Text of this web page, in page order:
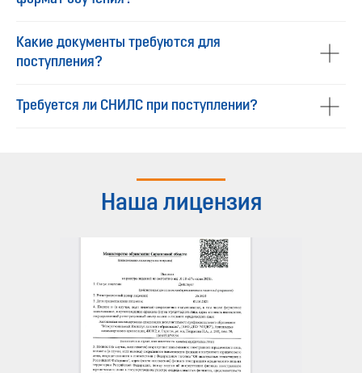
Какие документы требуются для
поступления?
Требуется ли СНИЛС при поступлении?
Наша лицензия